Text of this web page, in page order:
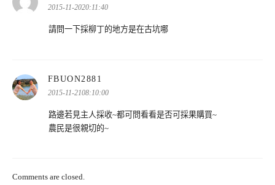
示:
2015-11-2020:11:40
請問一下採柳丁的地方是在古坑哪
FBUON2881
示:
2015-11-2108:10:00
路邊若見主人採收~都可問看看是否可採果購買~
農民是很親切的~
Comments are closed.